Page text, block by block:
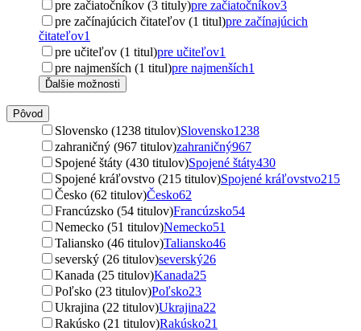
pre začiatočníkov (3 tituly)pre začiatočníkov3
pre začínajúcich čitateľov (1 titul)pre začínajúcich
čitateľov1
pre učiteľov (1 titul)pre učiteľov1
pre najmenších (1 titul)pre najmenších1
Ďalšie možnosti
Pôvod
Slovensko (1238 titulov)Slovensko1238
zahraničný (967 titulov)zahraničný967
Spojené štáty (430 titulov)Spojené štáty430
Spojené kráľovstvo (215 titulov)Spojené kráľovstvo215
Česko (62 titulov)Česko62
Francúzsko (54 titulov)Francúzsko54
Nemecko (51 titulov)Nemecko51
Taliansko (46 titulov)Taliansko46
severský (26 titulov)severský26
Kanada (25 titulov)Kanada25
Poľsko (23 titulov)Poľsko23
Ukrajina (22 titulov)Ukrajina22
Rakúsko (21 titulov)Rakúsko21